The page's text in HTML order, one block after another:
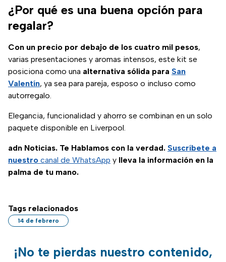
icónicas de la
elegancia británica.
¿Por qué es una buena opción para
regalar?
Con un precio por debajo de los cuatro mil pesos,
varias presentaciones y aromas intensos, este kit se
posiciona como una alternativa sólida para San
Valentín, ya sea para pareja, esposo o incluso como
autorregalo.
Elegancia, funcionalidad y ahorro se combinan en un solo
paquete disponible en Liverpool.
adn Noticias. Te Hablamos con la verdad. Suscríbete a
nuestro canal de WhatsApp y lleva la información en la
palma de tu mano.
Tags relacionados
14 de febrero
¡No te pierdas nuestro contenido,